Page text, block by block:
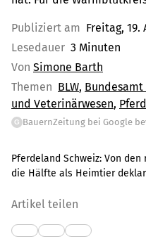
Publiziert am Freitag, 19.
Lesedauer 3 Minuten
Von Simone Barth
Themen BLW
und Veterinärwesen Pferd
G BauernZeitung bei Google
Pferdeland Schweiz: Von
die Hälfte als Heimtier
Artikel teilen